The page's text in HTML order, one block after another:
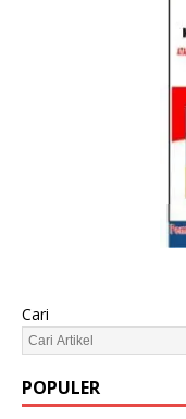
Cari
POPULER